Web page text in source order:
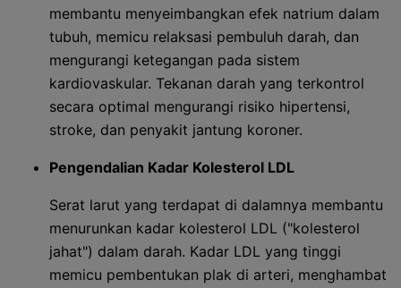
membantu menyeimbangkan efek natrium dalam
tubuh, memicu relaksasi pembuluh darah, dan
mengurangi ketegangan pada sistem
kardiovaskular. Tekanan darah yang terkontrol
secara optimal mengurangi risiko hipertensi,
stroke, dan penyakit jantung koroner.
Pengendalian Kadar Kolesterol LDL
Serat larut yang terdapat di dalamnya membantu
menurunkan kadar kolesterol LDL ("kolesterol
jahat") dalam darah. Kadar LDL yang tinggi
memicu pembentukan plak di arteri, menghambat